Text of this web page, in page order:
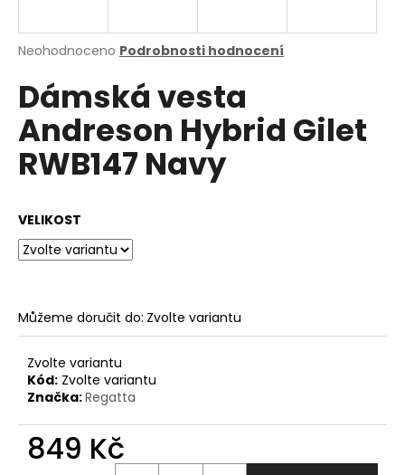
Průměrné
produktu
je
0,0
z
5
hvězdiček.
Neohodnoceno Podrobnosti hodnocení
Dámská vesta
Andreson Hybrid Gilet
RWB147 Navy
VELIKOST
Můžeme doručit do: Zvolte variantu
Zvolte variantu
Kód: Zvolte variantu
Značka:Regatta
849 Kč
j
t
?
o
p
u
č
u